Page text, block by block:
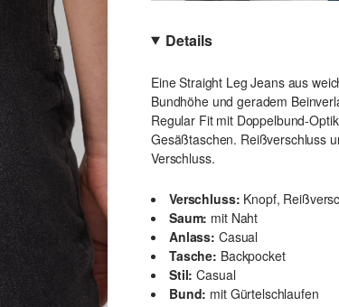
Details
Eine Straight Leg Jeans aus
Bundhöhe und geradem
Regular Fit mit Doppelbund-
Gesäßtaschen. Reißverschluss
Verschluss.
Verschluss: Knopf,
Saum: mit Naht
Anlass: Casual
Tasche: Backpocket
Stil: Casual
Bund: mit Gürtelschlaufen